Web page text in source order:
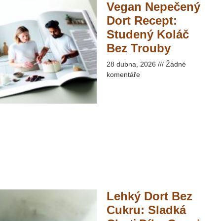
Vegan Nepečený
Dort Recept:
Studený Koláč
Bez Trouby​
28 dubna, 2026
Žádné
komentáře
Lehký Dort Bez
Cukru: Sladká